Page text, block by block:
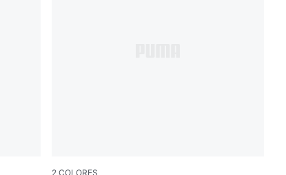
2 COLORES